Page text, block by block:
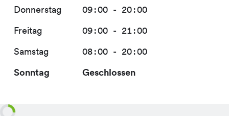
Donnerstag
09:00 - 20:00
Freitag
09:00 - 21:00
Samstag
08:00 - 20:00
Sonntag
Geschlossen